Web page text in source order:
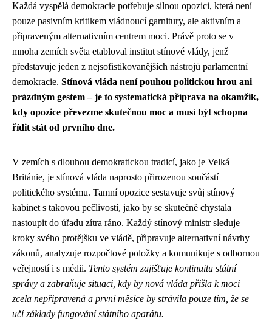
Každá vyspělá demokracie potřebuje silnou opozici, která není
pouze pasivním kritikem vládnoucí garnitury, ale aktivním a
připraveným alternativním centrem moci. Právě proto se v
mnoha zemích světa etabloval institut stínové vlády, jenž
představuje jeden z nejsofistikovanějších nástrojů parlamentní
demokracie. Stínová vláda není pouhou politickou hrou ani
prázdným gestem – je to systematická příprava na okamžik,
kdy opozice převezme skutečnou moc a musí být schopna
řídit stát od prvního dne.
V zemích s dlouhou demokratickou tradicí, jako je Velká
Británie, je stínová vláda naprosto přirozenou součástí
politického systému. Tamní opozice sestavuje svůj stínový
kabinet s takovou pečlivostí, jako by se skutečně chystala
nastoupit do úřadu zítra ráno. Každý stínový ministr sleduje
kroky svého protějšku ve vládě, připravuje alternativní návrhy
zákonů, analyzuje rozpočtové položky a komunikuje s odbornou
veřejností i s médii. Tento systém zajišťuje kontinuitu státní
správy a zabraňuje situaci, kdy by nová vláda přišla k moci
zcela nepřipravená a první měsíce by strávila pouze tím, že se
učí základy fungování státního aparátu.